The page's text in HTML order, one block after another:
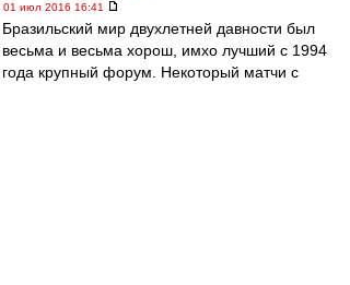
01 июл 2016 16:41
Бразильский мир двухлетней давности был
весьма и весьма хорош, имхо лучший с 1994
года крупный форум. Некоторый матчи с